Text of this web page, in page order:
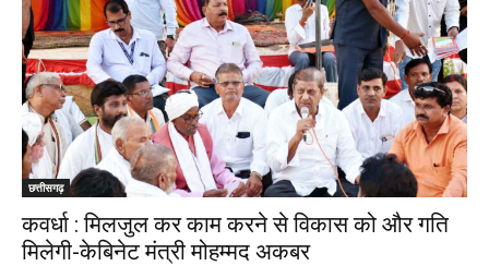
छत्तीसगढ़
कवर्धा : मिलजुल कर काम करने से विकास को और गति
मिलेगी-केबिनेट मंत्री मोहम्मद अकबर